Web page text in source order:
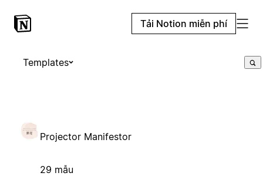
Tải Notion miễn phí
Templates
Projector Manifestor
29 mẫu